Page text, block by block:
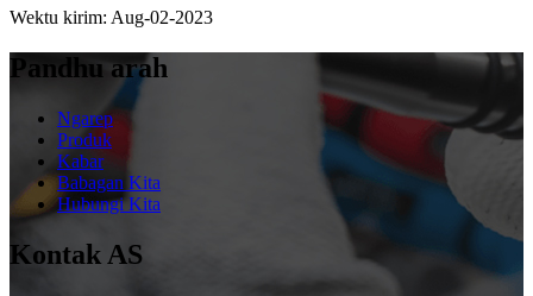
Wektu kirim: Aug-02-2023
Pandhu arah
Ngarep
Produk
Kabar
Babagan Kita
Hubungi Kita
Kontak AS